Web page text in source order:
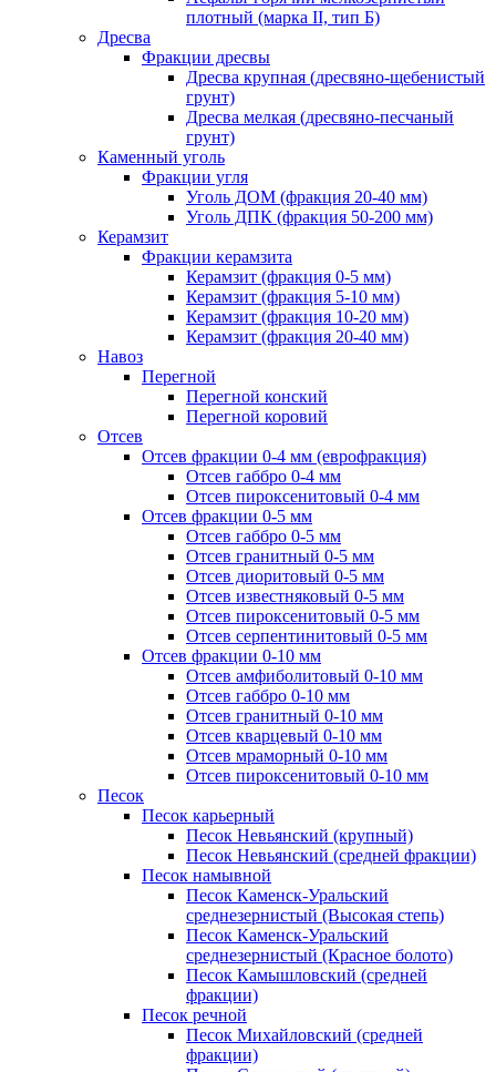
плотный (марка II, тип Б)
Дресва
Фракции дресвы
Дресва крупная (дресвяно-щебенистый
грунт)
Дресва мелкая (дресвяно-песчаный
грунт)
Каменный уголь
Фракции угля
Уголь ДОМ (фракция 20-40 мм)
Уголь ДПК (фракция 50-200 мм)
Керамзит
Фракции керамзита
Керамзит (фракция 0-5 мм)
Керамзит (фракция 5-10 мм)
Керамзит (фракция 10-20 мм)
Керамзит (фракция 20-40 мм)
Навоз
Перегной
Перегной конский
Перегной коровий
Отсев
Отсев фракции 0-4 мм (еврофракция)
Отсев габбро 0-4 мм
Отсев пироксенитовый 0-4 мм
Отсев фракции 0-5 мм
Отсев габбро 0-5 мм
Отсев гранитный 0-5 мм
Отсев диоритовый 0-5 мм
Отсев известняковый 0-5 мм
Отсев пироксенитовый 0-5 мм
Отсев серпентинитовый 0-5 мм
Отсев фракции 0-10 мм
Отсев амфиболитовый 0-10 мм
Отсев габбро 0-10 мм
Отсев гранитный 0-10 мм
Отсев кварцевый 0-10 мм
Отсев мраморный 0-10 мм
Отсев пироксенитовый 0-10 мм
Песок
Песок карьерный
Песок Невьянский (крупный)
Песок Невьянский (средней фракции)
Песок намывной
Песок Каменск-Уральский
среднезернистый (Высокая степь)
Песок Каменск-Уральский
среднезернистый (Красное болото)
Песок Камышловский (средней
фракции)
Песок речной
Песок Михайловский (средней
фракции)